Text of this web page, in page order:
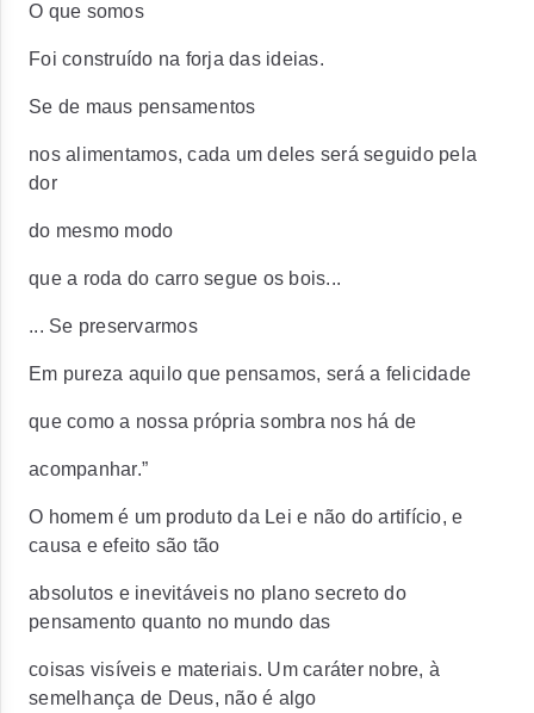
O que somos
Foi construído na forja das ideias.
Se de maus pensamentos
nos alimentamos, cada um deles será seguido pela
dor
do mesmo modo
que a roda do carro segue os bois...
... Se preservarmos
Em pureza aquilo que pensamos, será a felicidade
que como a nossa própria sombra nos há de
acompanhar.”
O homem é um produto da Lei e não do artifício, e
causa e efeito são tão
absolutos e inevitáveis no plano secreto do
pensamento quanto no mundo das
coisas visíveis e materiais. Um caráter nobre, à
semelhança de Deus, não é algo